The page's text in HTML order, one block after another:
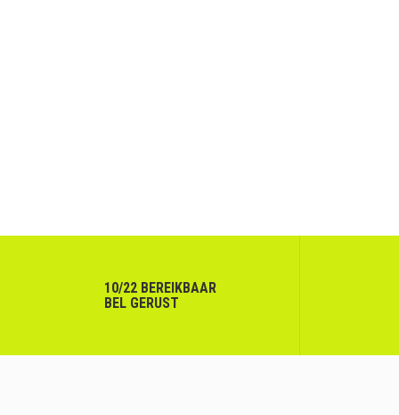
10/22 BEREIKBAAR
BEL GERUST